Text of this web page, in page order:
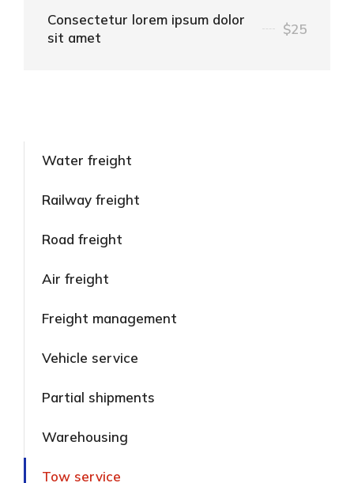
Consectetur lorem ipsum dolor
sit amet
$25
Water freight
Railway freight
Road freight
Air freight
Freight management
Vehicle service
Partial shipments
Warehousing
Tow service